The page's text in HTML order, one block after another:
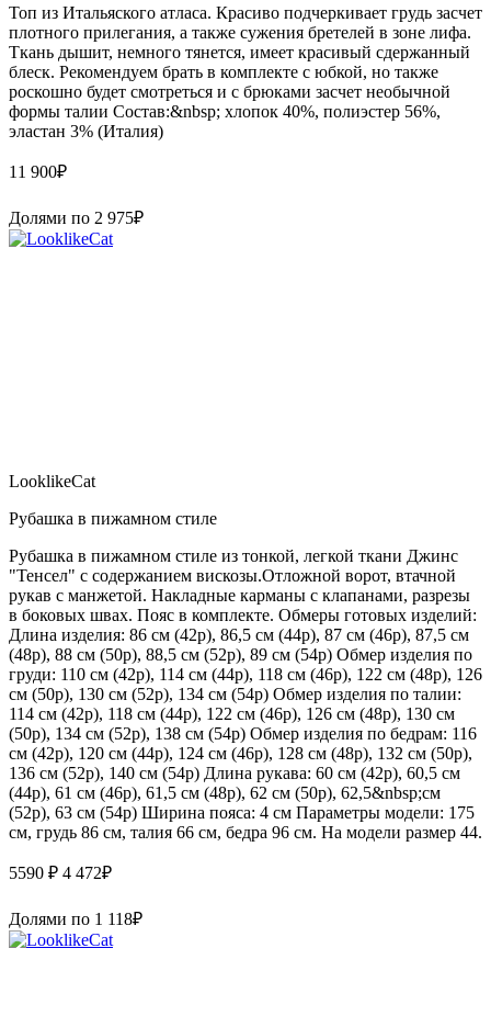
Топ из Итальяского атласа. Красиво подчеркивает грудь засчет
плотного прилегания, а также сужения бретелей в зоне лифа.
Ткань дышит, немного тянется, имеет красивый сдержанный
блеск. Рекомендуем брать в комплекте с юбкой, но также
роскошно будет смотреться и с брюками засчет необычной
формы талии Состав:&nbsp; хлопок 40%, полиэстер 56%,
эластан 3% (Италия)
11 900₽
Долями по 2 975₽
LooklikeCat
Рубашка в пижамном стиле
Рубашка в пижамном стиле из тонкой, легкой ткани Джинс
"Тенсел" с содержанием вискозы.Отложной ворот, втачной
рукав с манжетой. Накладные карманы с клапанами, разрезы
в боковых швах. Пояс в комплекте. Обмеры готовых изделий:
Длина изделия: 86 см (42р), 86,5 см (44р), 87 см (46р), 87,5 см
(48р), 88 см (50р), 88,5 см (52р), 89 см (54р) Обмер изделия по
груди: 110 см (42р), 114 см (44р), 118 см (46р), 122 см (48р), 126
см (50р), 130 см (52р), 134 см (54р) Обмер изделия по талии:
114 см (42р), 118 см (44р), 122 см (46р), 126 см (48р), 130 см
(50р), 134 см (52р), 138 см (54р) Обмер изделия по бедрам: 116
см (42р), 120 см (44р), 124 см (46р), 128 см (48р), 132 см (50р),
136 см (52р), 140 см (54р) Длина рукава: 60 см (42р), 60,5 см
(44р), 61 см (46р), 61,5 см (48р), 62 см (50р), 62,5&nbsp;см
(52р), 63 см (54р) Ширина пояса: 4 см Параметры модели: 175
см, грудь 86 см, талия 66 см, бедра 96 см. На модели размер 44.
5590 ₽ 4 472₽
Долями по 1 118₽